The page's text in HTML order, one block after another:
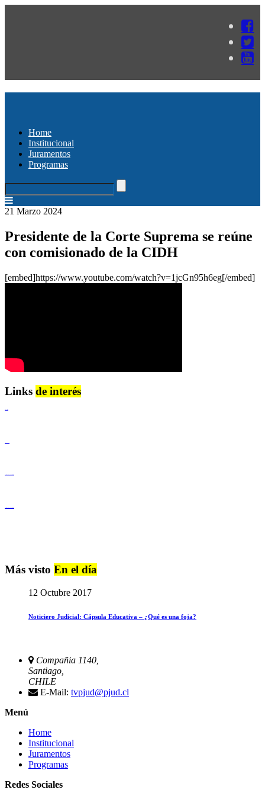
Home
Institucional
Juramentos
Programas
21 Marzo 2024
Presidente de la Corte Suprema se reúne
con comisionado de la CIDH
[embed]https://www.youtube.com/watch?v=1jcGn95h6eg[/embed]
Links de interés
Más visto En el día
12 Octubre 2017
Noticiero Judicial: Cápsula Educativa – ¿Qué es una foja?
Compañia 1140,
Santiago,
CHILE
E-Mail: tvpjud@pjud.cl
Menú
Home
Institucional
Juramentos
Programas
Redes Sociales